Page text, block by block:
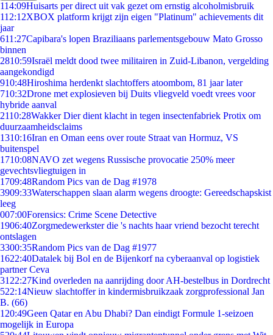
114:09Huisarts per direct uit vak gezet om ernstig alcoholmisbruik
112:12XBOX platform krijgt zijn eigen "Platinum" achievements dit
jaar
611:27Capibara's lopen Braziliaans parlementsgebouw Mato Grosso
binnen
2810:59Israël meldt dood twee militairen in Zuid-Libanon, vergelding
aangekondigd
910:48Hiroshima herdenkt slachtoffers atoombom, 81 jaar later
710:32Drone met explosieven bij Duits vliegveld voedt vrees voor
hybride aanval
2110:28Wakker Dier dient klacht in tegen insectenfabriek Protix om
duurzaamheidsclaims
1310:16Iran en Oman eens over route Straat van Hormuz, VS
buitenspel
1710:08NAVO zet wegens Russische provocatie 250% meer
gevechtsvliegtuigen in
1709:48Random Pics van de Dag #1978
3909:33Waterschappen slaan alarm wegens droogte: Gereedschapskist
leeg
007:00Forensics: Crime Scene Detective
1906:40Zorgmedewerkster die 's nachts haar vriend bezocht terecht
ontslagen
3300:35Random Pics van de Dag #1977
1622:40Datalek bij Bol en de Bijenkorf na cyberaanval op logistiek
partner Ceva
31 22:27Kind overleden na aanrijding door AH-bestelbus in Dordrecht
522:14Nieuw slachtoffer in kindermisbruikzaak zorgprofessional Jan
B. (66)
1 20:49Geen Qatar en Abu Dhabi? Dan eindigt Formule 1-seizoen
mogelijk in Europa